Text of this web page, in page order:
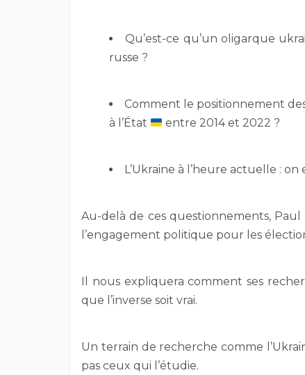
Qu’est-ce qu’un oligarque
russe ?
Comment le positionnement
à l’État
entre 2014 et 2022 ?
L’Ukraine à l’heure actuelle : on
Au-delà de ces questionnements,
l’engagement politique pour les
Il nous expliquera comment ses
que l’inverse soit vrai.
Un terrain de recherche comme
pas ceux qui l’étudie.